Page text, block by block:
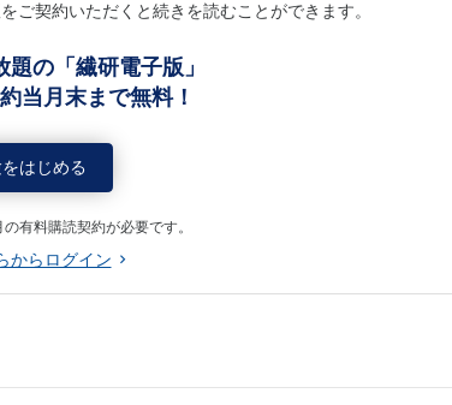
ご契約いただくと続きを読むことができます。
の「繊研電子版」
当月末まで無料！
はじめる
有料購読契約が必要です。
からログイン